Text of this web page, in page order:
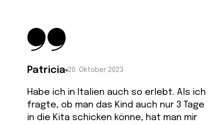
Patricia 20. Oktober 2023
Habe ich in Italien auch so erlebt. Als ich
fragte, ob man das Kind auch nur 3 Tage
in die Kita schicken könne, hat man mir